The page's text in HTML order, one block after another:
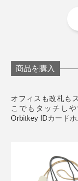
けできる「ベル
っぱる方向へ、
ウラ面は、カー
カード情報を専
犯罪」を防ぐの
ジャラジャラしている鍵
ス地×本革タイプ
キータッチしづ
で、「これから
ひっぱっていた
10回くらいしか
いました。カード
いま、MONOCO
ています（笑）
・透明シート
・金属クリッ
・ネックスト
収納量：オモ
ラ面／カード2
れたままタッチしても
商品を購入
オフィスも改札も
こでもタッチし
Orbitkey IDカード